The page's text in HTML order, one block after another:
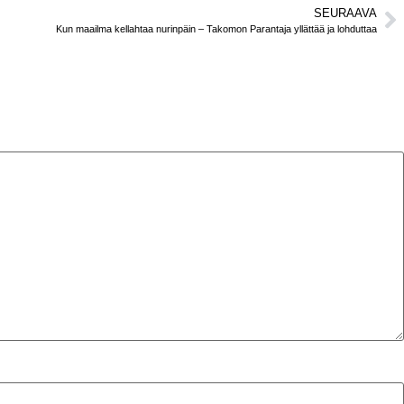
SEURAAVA
Kun maailma kellahtaa nurinpäin – Takomon Parantaja yllättää ja lohduttaa